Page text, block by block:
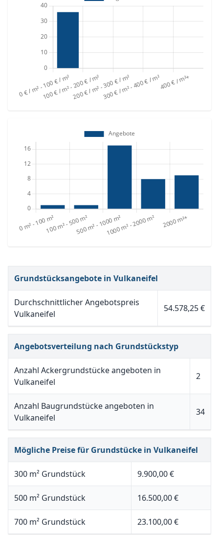
Grundstücksangebote in Vulkaneifel
Durchschnittlicher Angebotspreis
Vulkaneifel
54.578,25 €
Angebotsverteilung nach Grundstückstyp
Anzahl Ackergrundstücke angeboten in
Vulkaneifel
2
Anzahl Baugrundstücke angeboten in
Vulkaneifel
34
Mögliche Preise für Grundstücke in Vulkaneifel
300 m² Grundstück 9.900,00 €
500 m² Grundstück 16.500,00 €
700 m² Grundstück 23.100,00 €